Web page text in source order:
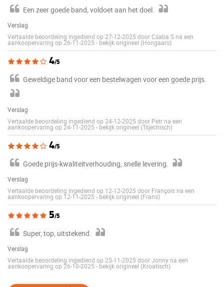
Een zeer goede band, voldoet aan het doel.
Verslag
Vertaalde beoordeling ingediend op 27-12-2025 door Csaba S na een
aankoopervaring op 26-11-2025 - bekijk origineel (Hongaars)
4/5
Geweldige band voor een bestelwagen voor een goede prijs.
Verslag
Vertaalde beoordeling ingediend op 24-12-2025 door Petr na een
aankoopervaring op 24-11-2025 - bekijk origineel (Tsjechisch)
4/5
Goede prijs-kwaliteitverhouding, snelle levering.
Verslag
Vertaalde beoordeling ingediend op 12-12-2025 door François na een
aankoopervaring op 12-11-2025 - bekijk origineel (Frans)
5/5
Super, top, uitstekend.
Verslag
Vertaalde beoordeling ingediend op 25-11-2025 door Jonny na een
aankoopervaring op 26-10-2025 - bekijk origineel (Kroatisch)